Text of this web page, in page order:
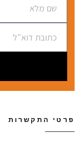
פרטי התקשרות